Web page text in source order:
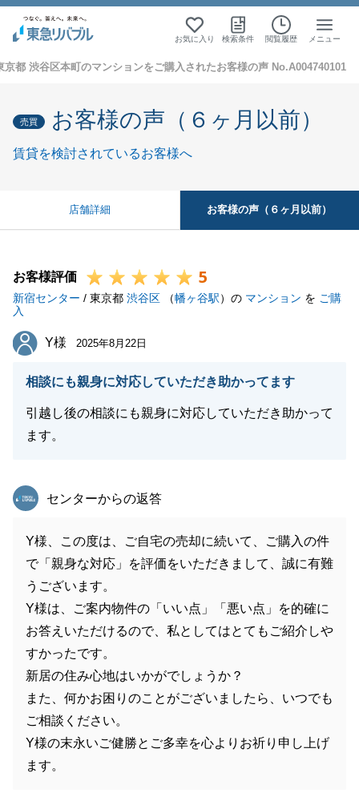
お気に入り 検索条件 閲覧履歴 メニュー
京都 渋谷区本町のマンションをご購入されたお客様の声 No.A004740101
売買 お客様の声（６ヶ月以前）
賃貸を検討されているお客様へ
店舗詳細 お客様の声（６ヶ月以前）
お客様評価 5
新宿センター / 東京都 渋谷区 （幡ヶ谷駅）の マンション を ご購
入
Y様
Y様 2025年8月22日
相談にも親身に対応していただき助かってます
引越し後の相談にも親身に対応していただき助かって
ます。
東急リバブル
センターからの返答
Y様、この度は、ご自宅の売却に続いて、ご購入の件
で「親身な対応」を評価をいただきまして、誠に有難
うございます。
Y様は、ご案内物件の「いい点」「悪い点」を的確に
お答えいただけるので、私としてはとてもご紹介しや
すかったです。
新居の住み心地はいかがでしょうか？
また、何かお困りのことがございましたら、いつでも
ご相談ください。
Y様の末永いご健勝とご多幸を心よりお祈り申し上げ
ます。